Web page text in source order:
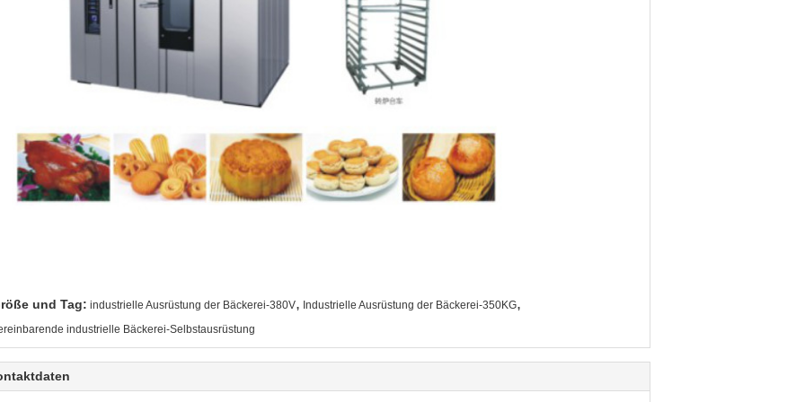
und Tag: industrielle Ausrüstung der Bäckerei-380V, Industrielle Ausrüstung der Bäckerei-350KG,
industrielle Bäckerei-Selbstausrüstung